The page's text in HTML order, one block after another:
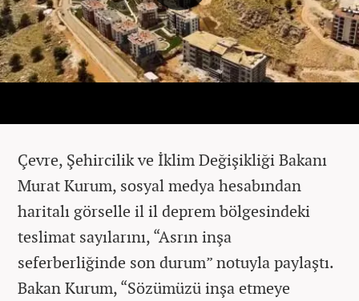
Çevre, Şehircilik ve İklim Değişikliği Bakanı
Murat Kurum, sosyal medya hesabından
haritalı görselle il il deprem bölgesindeki
teslimat sayılarını, “Asrın inşa
seferberliğinde son durum” notuyla paylaştı.
Bakan Kurum, “Sözümüzü inşa etmeye